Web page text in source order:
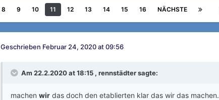
8 9 10 11 12 13 14 15 16 NÄCHSTE
Geschrieben Februar 24, 2020 at 09:56
Am 22.2.2020 at 18:15 , rennstädtersagte:
machen wirdas doch den etablierten klar das wir das machen.